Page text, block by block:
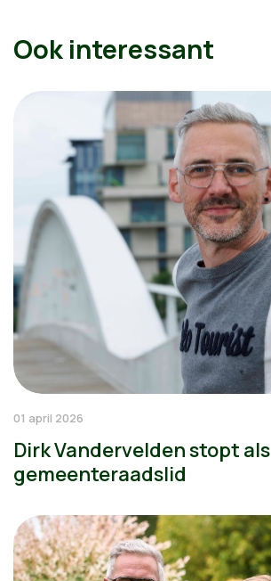
Ook interessant
01 april 2026
Dirk Vandervelden stopt als
gemeenteraadslid